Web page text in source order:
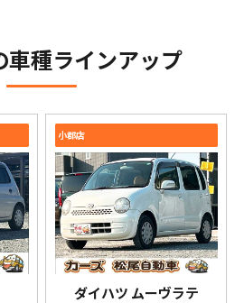
車種ラインアップ
小郡店
ダイハツ ムーヴラテ